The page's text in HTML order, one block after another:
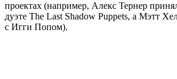
проектах (например, Алекс Тернер
дуэте The Last Shadow Puppets, а Мэтт
с Игги Попом).